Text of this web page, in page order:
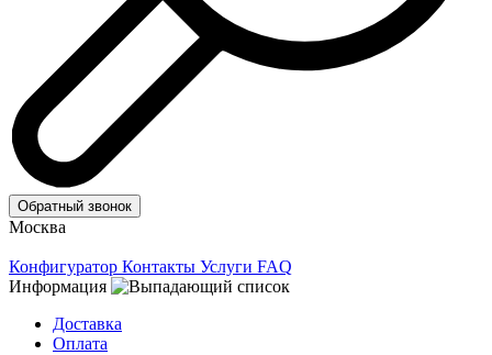
Обратный звонок
Москва
Конфигуратор Контакты Услуги FAQ
Информация
Доставка
Оплата